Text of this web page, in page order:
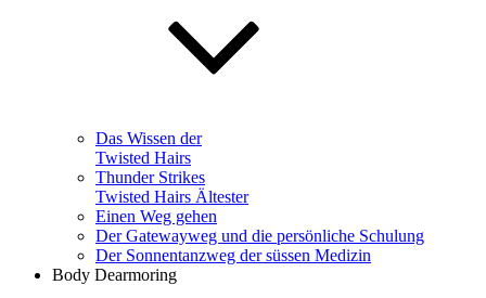
Das Wissen der
Twisted Hairs
Thunder Strikes
Twisted Hairs Ältester
Einen Weg gehen
Der Gatewayweg und die persönliche Schulung
Der Sonnentanzweg der süssen Medizin
Body Dearmoring